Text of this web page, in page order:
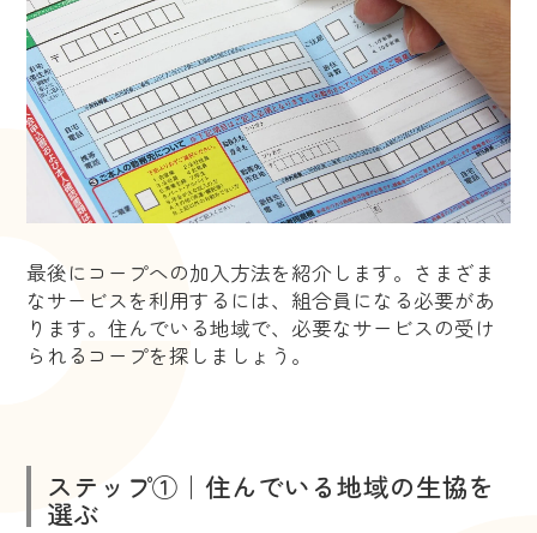
最後にコープへの加入方法を紹介します。さまざま
なサービスを利用するには、組合員になる必要があ
ります。住んでいる地域で、必要なサービスの受け
られるコープを探しましょう。
ステップ①｜住んでいる地域の生協を
選ぶ